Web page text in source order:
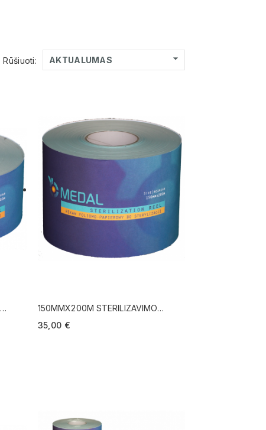
Rūšiuoti: AKTUALUMAS 
150MMX200M STERILIZAVIMO
JUOSTA
35,00 €